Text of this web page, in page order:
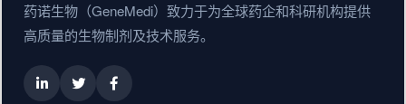
药诺生物（GeneMedi）致力于为全球药企和科研机构提供
高质量的生物制剂及技术服务。